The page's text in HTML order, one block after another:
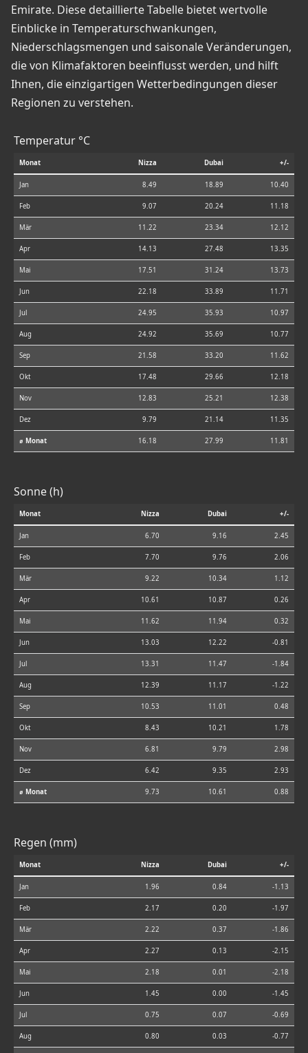
Emirate. Diese detaillierte Tabelle bietet wertvolle
Einblicke in Temperaturschwankungen,
Niederschlagsmengen und saisonale Veränderungen,
die von Klimafaktoren beeinflusst werden, und hilft
Ihnen, die einzigartigen Wetterbedingungen dieser
Regionen zu verstehen.
Temperatur °C
Monat Nizza Dubai +/-
Jan 8.49 18.89 10.40
Feb 9.07 20.24 11.18
Mär 11.22 23.34 12.12
Apr 14.13 27.48 13.35
Mai 17.51 31.24 13.73
Jun 22.18 33.89 11.71
Jul 24.95 35.93 10.97
Aug 24.92 35.69 10.77
Sep 21.58 33.20 11.62
Okt 17.48 29.66 12.18
Nov 12.83 25.21 12.38
Dez 9.79 21.14 11.35
⌀ Monat 16.18 27.99 11.81
Sonne (h)
Monat Nizza Dubai +/-
Jan 6.70 9.16 2.45
Feb 7.70 9.76 2.06
Mär 9.22 10.34 1.12
Apr 10.61 10.87 0.26
Mai 11.62 11.94 0.32
Jun 13.03 12.22 -0.81
Jul 13.31 11.47 -1.84
Aug 12.39 11.17 -1.22
Sep 10.53 11.01 0.48
Okt 8.43 10.21 1.78
Nov 6.81 9.79 2.98
Dez 6.42 9.35 2.93
⌀ Monat 9.73 10.61 0.88
Regen (mm)
Monat Nizza Dubai +/-
Jan 1.96 0.84 -1.13
Feb 2.17 0.20 -1.97
Mär 2.22 0.37 -1.86
Apr 2.27 0.13 -2.15
Mai 2.18 0.01 -2.18
Jun 1.45 0.00 -1.45
Jul 0.75 0.07 -0.69
Aug 0.80 0.03 -0.77